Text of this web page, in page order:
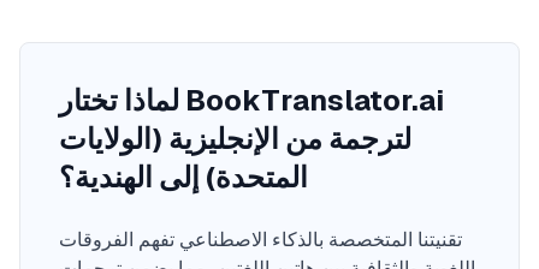
لماذا تختار BookTranslator.ai
لترجمة من الإنجليزية (الولايات
المتحدة) إلى الهندية؟
تقنيتنا المتخصصة بالذكاء الاصطناعي تفهم الفروقات